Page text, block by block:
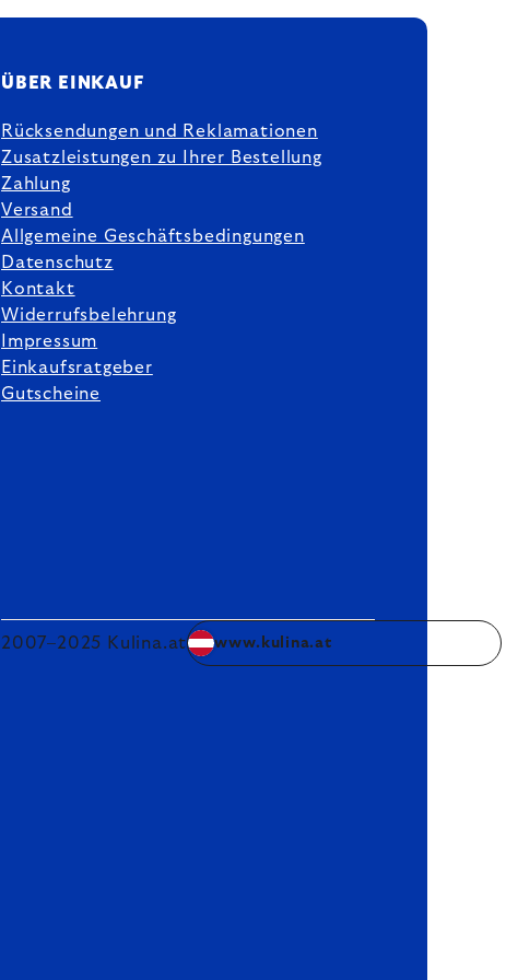
ÜBER EINKAUF
Rücksendungen und Reklamationen
Zusatzleistungen zu Ihrer Bestellung
Zahlung
Versand
Allgemeine Geschäftsbedingungen
Datenschutz
Kontakt
Widerrufsbelehrung
Impressum
Einkaufsratgeber
Gutscheine
2007–2025 Kulina.at www.kulina.at